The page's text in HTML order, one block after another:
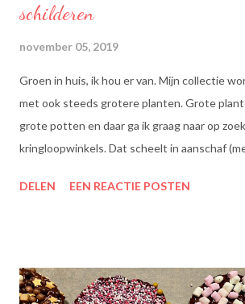
schilderen
november 05, 2019
Groen in huis, ik hou er van. Mijn collectie
met ook steeds grotere planten. Grote
grote potten en daar ga ik graag naar op
kringloopwinkels. Dat scheelt in aanschaf
voor onze planeet, nietwaar?
DELEN EEN REACTIE POSTEN